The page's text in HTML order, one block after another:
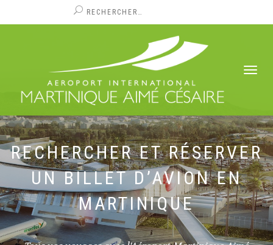
PROFESSIONNELS SERVICES
CONTACT
DÉPLIER/
RECHERCHER ET RÉSERVER
UN BILLET D’AVION EN
MARTINIQUE